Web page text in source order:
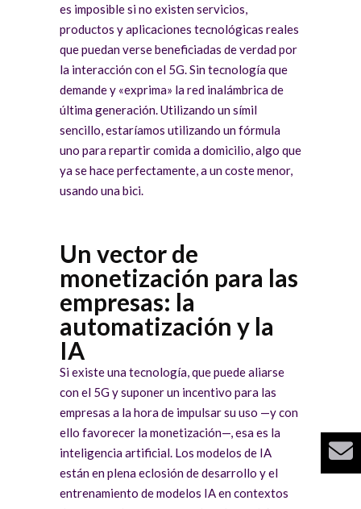
es imposible si no existen servicios,
productos y aplicaciones tecnológicas reales
que puedan verse beneficiadas de verdad por
la interacción con el 5G. Sin tecnología que
demande y «exprima» la red inalámbrica de
última generación. Utilizando un símil
sencillo, estaríamos utilizando un fórmula
uno para repartir comida a domicilio, algo que
ya se hace perfectamente, a un coste menor,
usando una bici.
Un vector de
monetización para las
empresas: la
automatización y la
IA
Si existe una tecnología, que puede aliarse
con el 5G y suponer un incentivo para las
empresas a la hora de impulsar su uso —y con
ello favorecer la monetización—, esa es la
inteligencia artificial. Los modelos de IA
están en plena eclosión de desarrollo y el
entrenamiento de modelos IA en contextos